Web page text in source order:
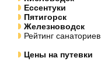
Ессентуки
Пятигорск
Железноводск
Рейтинг санаториев
Цены на путевки